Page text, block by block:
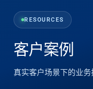
RESOURCES
客户案例
真实客户场景下的业务